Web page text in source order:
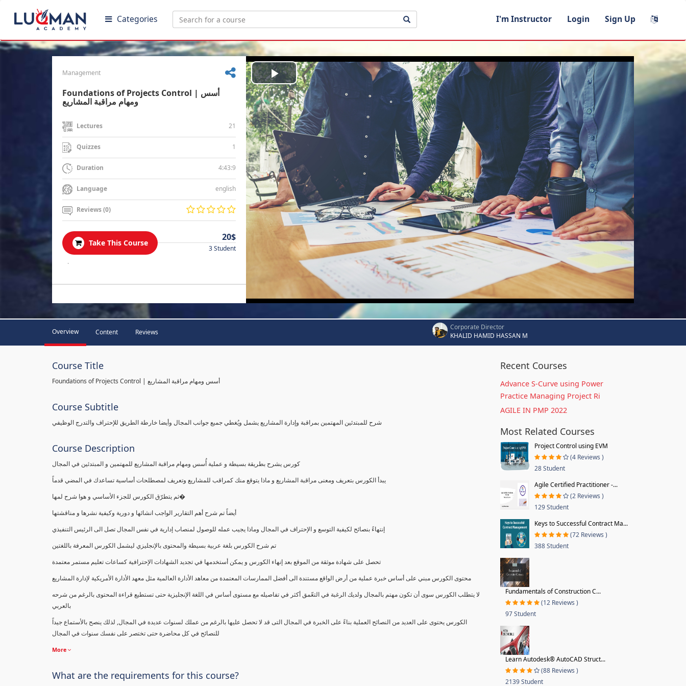
Categories I'm Instructor Login Sign Up
Management
Foundations of Projects Control | أسس
ومهام مراقبة المشاريع
Lectures 21
Quizzes 1
Duration 4:43:9
Language english
Reviews (0)
Take This Course
20$
3 Student
.
Play
Video
Overview Content Reviews
Corporate Director
KHALID HAMID HASSAN M
Course Title
Foundations of Projects Control | أسس ومهام مراقبة المشاريع
Course Subtitle
شرح للمبتدئين المهتمين بمراقبة وإدارة المشاريع يشمل ويُغطي جميع جوانب المجال وأيضا خارطة الطريق للإحتراف والتدرج الوظيفي
Course Description
كورس يشرح بطريقة بسيطة و عملية أُسس ومهام مراقبة المشاريع للمهتمين و المبتدئين في المجال
يبدأ الكورس بتعريف ومعنى مراقبة المشاريع و ماذا يتوقع منك كمراقب للمشاريع وتعريف لمصطلحات أساسية تساعدك في المضي قدماً
ثم يتطرّق الكورس للجزء الأساسي و هوا شرح لمها�
أيضاً تم شرح أهم التقارير الواجب انشائها و دورية وكيفية نشرها و مناقشتها
إنتهاءً بنصائح لكيفية التوسع و الإحتراف في المجال وماذا يجيب عمله للوصول لمنصاب إدارية في نفس المجال تصل الى الرئيس التنفيذي
تم شرح الكورس بلغة عربية بسيطة والمحتوى بالإنجليزي ليشمل الكورس المعرفة باللغتين
تحصل على شهادة موثقة من الموقع بعد إنهاء الكورس و يمكن أستخدمها في تجديد الشهادات الإحترافية كساعات تعليم مستمر معتمدة
محتوى الكورس مبني على أساس خبرة عملية من أرض الواقع مستندة الى أفضل الممارسات المعتمدة من معاهد الأدارة العالمية مثل معهد الأدارة الأمريكية لإدارة المشاريع
لا يتطلب الكورس سوى أن تكون مهتم بالمجال ولديك الرغبة في التعّمق أكثر في تفاصيله مع مستوى أساس في اللغة الإنجليزية حتى تستطيع قراءة المحتوى بالرغم من شرحه
بالعربي
الكورس يحتوى على العديد من النصائح العملية بناءً على الخبرة في المجال التى قد لا تحصل عليها بالرغم من عملك لسنوات عديدة في المجال, لذلك ينصح بالأستماع جيداً
للنصائح في كل محاضرة حتى تختصر على نفسك سنوات في المجال
More
What are the requirements for this course?
Recent Courses
Advance S-Curve using Power
Practice Managing Project Ri
AGILE IN PMP 2022
Most Related Courses
Project Control using EVM
(4 Reviews )
28 Student
Agile Certified Practitioner -...
(2 Reviews )
129 Student
Keys to Successful Contract Ma...
(72 Reviews )
388 Student
Fundamentals of Construction C...
(12 Reviews )
97 Student
Learn Autodesk® AutoCAD Struct...
(88 Reviews )
2139 Student